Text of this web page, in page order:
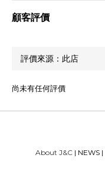
顧客評價
尚未有任何評價
About J&C | NEWS |